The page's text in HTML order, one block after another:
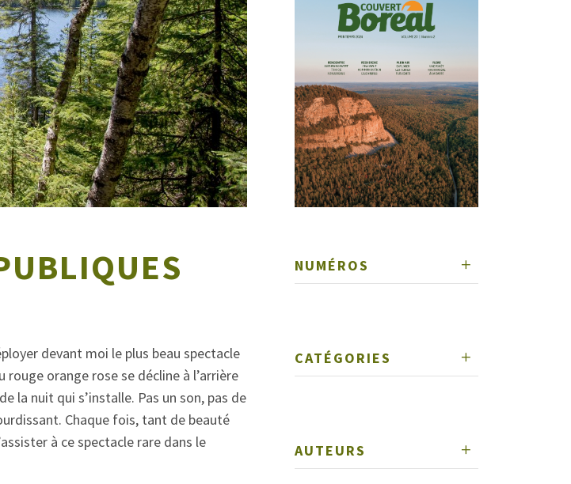
devant moi le plus beau spectacle
orange rose se décline à l’arrière
la nuit qui s’installe. Pas un son, pas de
Chaque fois, tant de beauté
à ce spectacle rare dans le
NUMÉROS
CATÉGORIES
AUTEURS